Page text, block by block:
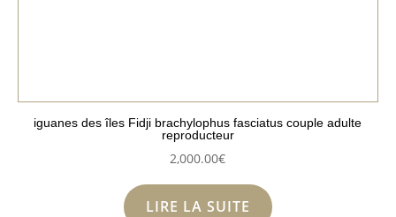
iguanes des îles Fidji brachylophus fasciatus couple adulte
reproducteur
2,000.00€
LIRE LA SUITE